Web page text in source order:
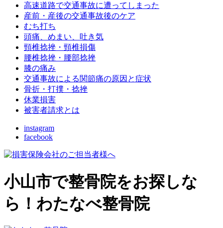
高速道路で交通事故に遭ってしまった
産前・産後の交通事故後のケア
むち打ち
頭痛、めまい、吐き気
頸椎捻挫・頸椎損傷
腰椎捻挫・腰部捻挫
膝の痛み
交通事故による関節痛の原因と症状
骨折・打撲・捻挫
休業損害
被害者請求とは
instagram
facebook
小山市で整骨院をお探しな
ら！わたなべ整骨院